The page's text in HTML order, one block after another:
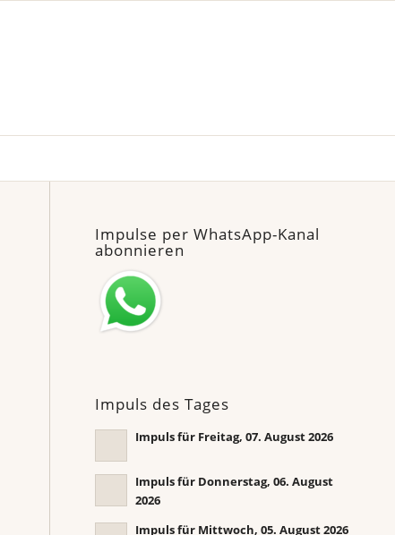
Impulse per WhatsApp-Kanal
abonnieren
Impuls des Tages
Impuls für Freitag, 07. August 2026
Impuls für Donnerstag, 06. August
2026
Impuls für Mittwoch, 05. August 2026